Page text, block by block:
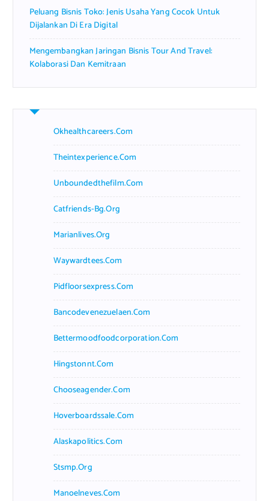
Peluang Bisnis Toko: Jenis Usaha Yang Cocok Untuk
Dijalankan Di Era Digital
Mengembangkan Jaringan Bisnis Tour And Travel:
Kolaborasi Dan Kemitraan
Okhealthcareers.com
Theintexperience.com
Unboundedthefilm.com
Catfriends-Bg.org
Marianlives.org
Waywardtees.com
Pidfloorsexpress.com
Bancodevenezuelaen.com
Bettermoodfoodcorporation.com
Hingstonnt.com
Chooseagender.com
Hoverboardssale.com
Alaskapolitics.com
Stsmp.org
Manoelneves.com